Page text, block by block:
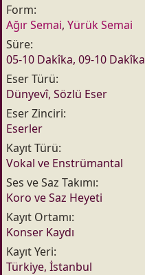
Form
Ağır Semai, Yürük Semai
Süre
05-10 Dakîka, 09-10 Dakîka
Eser Türü
Dünyevî, Sözlü Eser
Eser Zinciri
Eserler
Kayıt Türü
Vokal ve Enstrümantal
Ses ve Saz Takımı
Koro ve Saz Heyeti
Kayıt Ortamı
Konser Kaydı
Kayıt Yeri
Türkiye, İstanbul